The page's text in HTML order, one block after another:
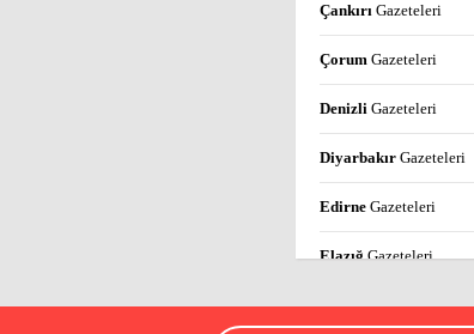
Çankırı Gazeteleri
Çorum Gazeteleri
Denizli Gazeteleri
Diyarbakır Gazeteleri
Edirne Gazeteleri
ElazığGazeteleri
ErzincanGazeteleri